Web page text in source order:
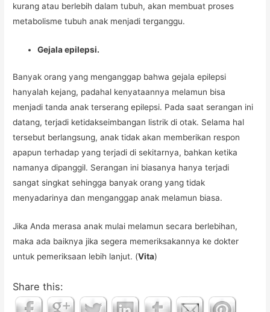
kurang atau berlebih dalam tubuh, akan membuat proses
metabolisme tubuh anak menjadi terganggu.
Gejala epilepsi.
Banyak orang yang menganggap bahwa gejala epilepsi
hanyalah kejang, padahal kenyataannya melamun bisa
menjadi tanda anak terserang epilepsi. Pada saat serangan ini
datang, terjadi ketidakseimbangan listrik di otak. Selama hal
tersebut berlangsung, anak tidak akan memberikan respon
apapun terhadap yang terjadi di sekitarnya, bahkan ketika
namanya dipanggil. Serangan ini biasanya hanya terjadi
sangat singkat sehingga banyak orang yang tidak
menyadarinya dan menganggap anak melamun biasa.
Jika Anda merasa anak mulai melamun secara berlebihan,
maka ada baiknya jika segera memeriksakannya ke dokter
untuk pemeriksaan lebih lanjut. (Vita)
Share this: